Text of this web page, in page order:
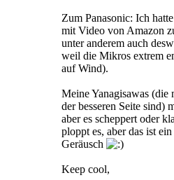
Zum Panasonic: Ich
mit Video von Amazon
unter anderem auch
weil die Mikros extrem
auf Wind).
Meine Yanagisawas (die
der besseren Seite sind)
aber es scheppert oder
ploppt es, aber das ist
Geräusch
Keep cool,